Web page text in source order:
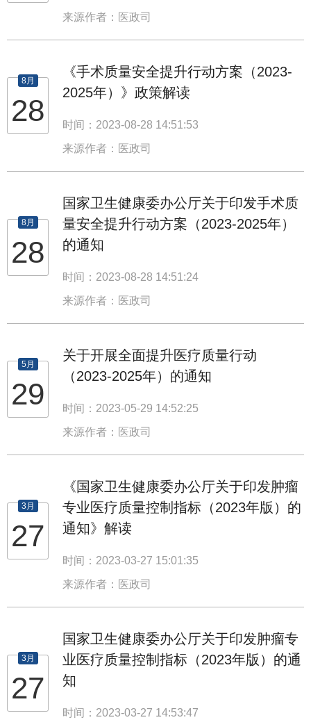
来源作者：医政司
8月
28
《手术质量安全提升行动方案（2023-
2025年）》政策解读
时间：2023-08-28 14:51:53
来源作者：医政司
8月
28
国家卫生健康委办公厅关于印发手术质
量安全提升行动方案（2023-2025年）
的通知
时间：2023-08-28 14:51:24
来源作者：医政司
5月
29
关于开展全面提升医疗质量行动
（2023-2025年）的通知
时间：2023-05-29 14:52:25
来源作者：医政司
3月
27
《国家卫生健康委办公厅关于印发肿瘤
专业医疗质量控制指标（2023年版）的
通知》解读
时间：2023-03-27 15:01:35
来源作者：医政司
3月
27
国家卫生健康委办公厅关于印发肿瘤专
业医疗质量控制指标（2023年版）的通
知
时间：2023-03-27 14:53:47